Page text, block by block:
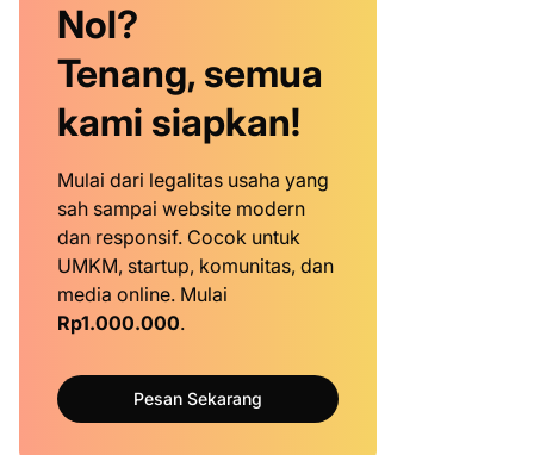
Nol?
Tenang, semua
kami siapkan!
Mulai dari legalitas usaha yang
sah sampai website modern
dan responsif. Cocok untuk
UMKM, startup, komunitas, dan
media online. Mulai
Rp1.000.000.
Pesan Sekarang